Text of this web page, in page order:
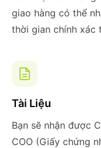
giao hàng có thể
thời gian chính xác
Tài Liệu
Bạn sẽ nhận được
COO (Giấy chứng